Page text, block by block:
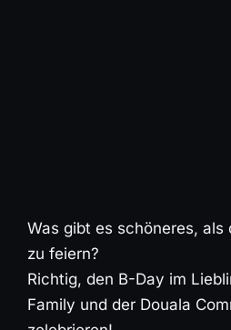
Was gibt es schöneres, als
zu feiern?
Richtig, den B-Day im
Family und der Douala